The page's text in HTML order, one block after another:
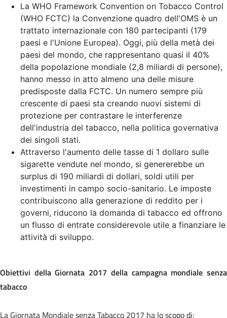
La WHO Framework Convention on Tobacco Control
(WHO FCTC) la Convenzione quadro dell'OMS è un
trattato internazionale con 180 partecipanti (179
paesi e l'Unione Europea). Oggi, più della metà dei
paesi del mondo, che rappresentano quasi il 40%
della popolazione mondiale (2,8 miliardi di persone),
hanno messo in atto almeno una delle misure
predisposte dalla FCTC. Un numero sempre più
crescente di paesi sta creando nuovi sistemi di
protezione per contrastare le interferenze
dell'industria del tabacco, nella politica governativa
dei singoli stati.
Attraverso l'aumento delle tasse di 1 dollaro sulle
sigarette vendute nel mondo, si genererebbe un
surplus di 190 miliardi di dollari, soldi utili per
investimenti in campo socio-sanitario. Le imposte
contribuiscono alla generazione di reddito per i
governi, riducono la domanda di tabacco ed offrono
un flusso di entrate considerevole utile a finanziare le
attività di sviluppo.
Obiettivi della Giornata 2017 della campagna mondiale senza
tabacco
La Giornata Mondiale senza Tabacco 2017 ha lo scopo di: